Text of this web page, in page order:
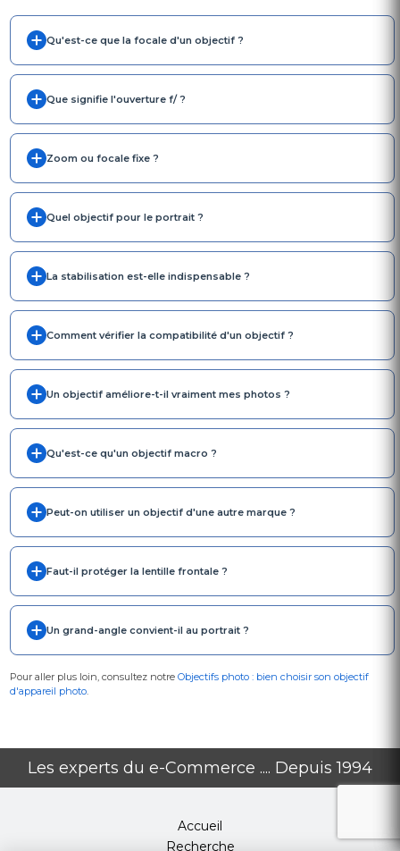
Qu'est-ce que la focale d'un objectif ?
Que signifie l'ouverture f/ ?
Zoom ou focale fixe ?
Quel objectif pour le portrait ?
La stabilisation est-elle indispensable ?
Comment vérifier la compatibilité d'un objectif ?
Un objectif améliore-t-il vraiment mes photos ?
Qu'est-ce qu'un objectif macro ?
Peut-on utiliser un objectif d'une autre marque ?
Faut-il protéger la lentille frontale ?
Un grand-angle convient-il au portrait ?
Pour aller plus loin, consultez notre Objectifs photo : bien choisir son objectif
d'appareil photo.
Les experts du e-Commerce .... Depuis 1994
Accueil
Recherche